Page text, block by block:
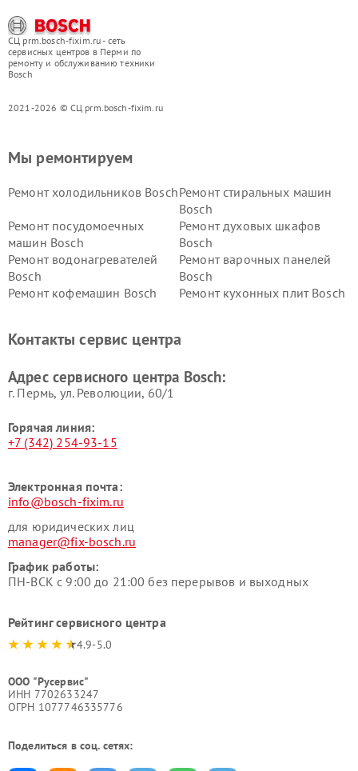
СЦ prm.bosch-fixim.ru - сеть
сервисных центров в Перми по
ремонту и обслуживанию техники
Bosch
2021-2026 © СЦ prm.bosch-fixim.ru
Мы ремонтируем
Ремонт холодильников BoschРемонт стиральных машин
Bosch
Ремонт посудомоечных
машин Bosch
Ремонт духовых шкафов
Bosch
Ремонт водонагревателей
Bosch
Ремонт варочных панелей
Bosch
Ремонт кофемашин Bosch
Ремонт кухонных плит Bosch
Ремонт сушильных автоматовРемонт морозильных камер
Контакты сервис центра
Адрес сервисного центра Bosch:
г. Пермь, ул. ​Революции, 60/1
Горячая линия:
+7 (342) 254-93-15
Электронная почта:
info@bosch-fixim.ru
для юридических лиц
manager@fix-bosch.ru
График работы:
ПН-ВСК с 9:00 до 21:00 без перерывов и выходных
Рейтинг сервисного центра
4.9-5.0
ООО "Русервис"
ИНН 7702633247
ОГРН 1077746335776
Поделиться в соц. сетях: